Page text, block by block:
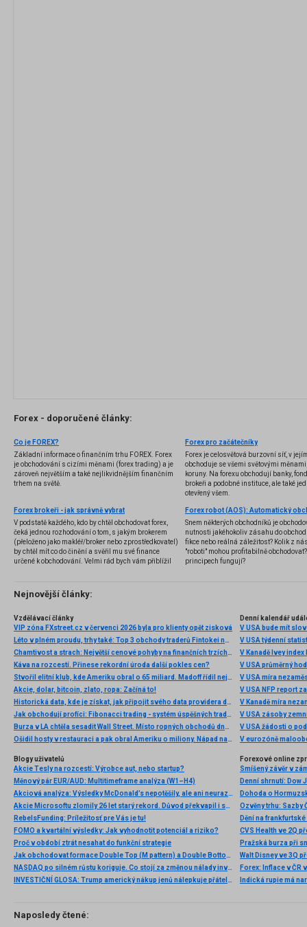
Forex - doporučené články:
Co je FOREX?
Základní informace o finančním trhu FOREX. Forex
je obchodování s cizími měnami (forex trading) a je
zároveň největším a také nejlikvidnějším finančním
trhem na světě.
Forex pro začátečníky
Forex je celosvětová burzovní síť, v
obchoduje se všemi světovými
koruny. Na forexu obchodují banky,
brokeři a podobné instituce, ale také
otevřený všem.
Forex brokeři - jak správně vybrat
V podstatě každého, kdo by chtěl obchodovat forex,
čeká jednou rozhodování o tom, s jakým brokerem
(přeloženo jako makléř/broker nebo zprostředkovatel)
by chtěl mít co do činění a svěřil mu své finance
určené k obchodování. Velmi rád bych vám přiblížil
několik příkladů nejznámějších z nich.
Snem některých obchodníků je
nutnosti jakéhokoliv zásahu do
fikce nebo reálná záležitost? Kolik z
"roboti" mohou profitabilně
principech fungují?
Nejnovější články:
Vzdělávací články
VIP zóna FXstreet.cz v červenci 2026 byla pro klienty opět zisková
Léto v plném proudu, trhy také: Top 3 obchody traderů Fintokei na indexech a zlatě
Chamtivost a strach: Největší cenové pohyby na finančních trzích (červenec 2026)
Káva na rozcestí. Přinese rekordní úroda další pokles cen?
Stvořil elitní klub, kde Ameriku obral o 65 miliard. Madoff řídil největší Ponzi dějin
Akcie, dolar, bitcoin, zlato, ropa: Začíná to!
Historická data, kde je získat, jak připojit svého data providera do MultiCharts a proč je budeme potřebovat? (4. díl)
Jak obchodují profíci: Fibonacci trading - systém úspěšných traderů
Burza v LA chtěla sesadit Wall Street. Místo ropných obchodů dnes místem duní basy
Ošidil hosty v restauraci a pak obral Ameriku o miliony. Nápad na obří podvod dostal Ponzi náhodou
Denní kalendář
V USA bude mít
V USA týdenní
V Kanadě Ivey index
V USA průměrný
V USA míra
V USA NFP report
V Kanadě míra
V USA zásoby
V USA žádosti o
V eurozóně
Blogy uživatelů
Akcie Tesly na rozcestí: Výrobce aut, nebo startup?
Měnový pár EUR/AUD: Multitimeframe analýza (W1–H4)
Akciová analýza: Výsledky McDonald’s nepotěšily, ale ani neurazily. Jakou vizi společnost prezentovala?
Akcie Microsoftu zlomily 26 let starý rekord. Důvod překvapil i samotné investory
RebelsFunding: Príležitosť pre Vás je tu!
FOMO a kvartální výsledky: Jak vyhodnotit potenciál a riziko?
Proč v období ztrát nesahat do funkční strategie
Jak obchodovat formace Double Top (M pattern) a Double Bottom (W pattern)
NASDAQ po silném růstu koriguje. Co stojí za změnou nálady investorů?
INVESTIČNÍ GLOSA: Trump americký nákup jenů nálepkuje přátelstvím. Pravda je jinde
Forexové online
Smíšený závěr v
Dohoda o
Pražská burza při
Naposledy čtené: